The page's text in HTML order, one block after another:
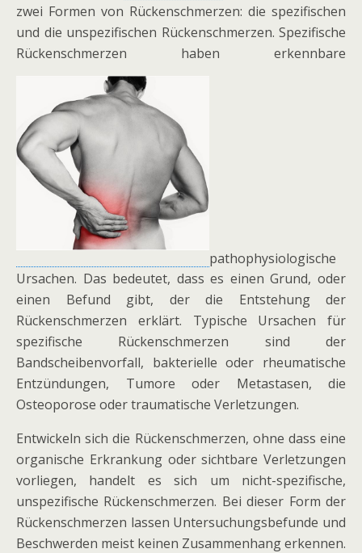
zwei Formen von Rückenschmerzen: die spezifischen
und die unspezifischen Rückenschmerzen. Spezifische
Rückenschmerzen haben erkennbare
pathophysiologische
Ursachen. Das bedeutet, dass es einen Grund, oder
einen Befund gibt, der die Entstehung der
Rückenschmerzen erklärt. Typische Ursachen für
spezifische Rückenschmerzen sind der
Bandscheibenvorfall, bakterielle oder rheumatische
Entzündungen, Tumore oder Metastasen, die
Osteoporose oder traumatische Verletzungen.
Entwickeln sich die Rückenschmerzen, ohne dass eine
organische Erkrankung oder sichtbare Verletzungen
vorliegen, handelt es sich um nicht-spezifische,
unspezifische Rückenschmerzen. Bei dieser Form der
Rückenschmerzen lassen Untersuchungsbefunde und
Beschwerden meist keinen Zusammenhang erkennen.